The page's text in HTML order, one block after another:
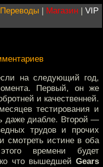
Переводы | Магазин | VIP
на следующий год,
Первый, он же
и качественней.
тестирования и
даже диабле. Второй —
трудов и прочих
смотреть истине в оба
времени будет
что вышедшей Gears